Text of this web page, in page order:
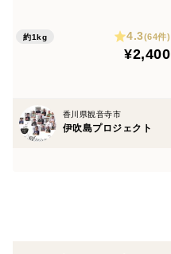
ン！サクッと揚げれば食卓に
ダンクシュート！✨どっちが
約1kg 4.3(64件)
¥2,400
香川県観音寺市
伊吹島プロジェクト